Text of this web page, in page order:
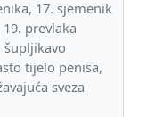
17. sjemenik
prevlaka
šupljikavo
tijelo penisa,
sveza